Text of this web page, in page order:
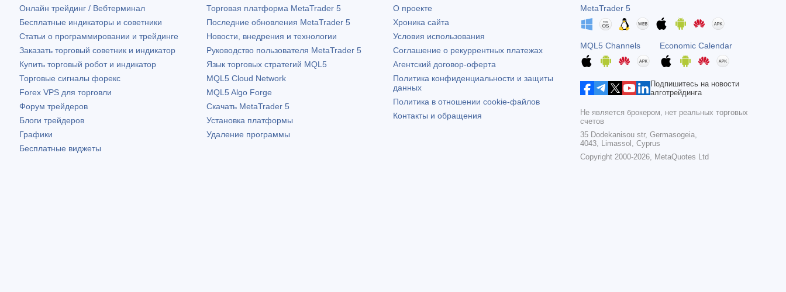
Онлайн трейдинг / Вебтерминал
Бесплатные индикаторы и советники
Статьи о программировании и трейдинге
Заказать торговый советник и индикатор
Купить торговый робот и индикатор
Торговые сигналы форекс
Forex VPS для торговли
Форум трейдеров
Блоги трейдеров
Графики
Бесплатные виджеты
Торговая платформа MetaTrader 5
Последние обновления MetaTrader 5
Новости, внедрения и технологии
Руководство пользователя MetaTrader 5
Язык торговых стратегий MQL5
MQL5 Cloud Network
MQL5 Algo Forge
Скачать MetaTrader 5
Установка платформы
Удаление программы
О проекте
Хроника сайта
Условия использования
Соглашение о рекуррентных платежах
Агентский договор-оферта
Политика конфиденциальности и защиты
данных
Политика в отношении cookie-файлов
Контакты и обращения
MetaTrader 5
MQL5 Channels Economic Calendar
Подпишитесь на новости
алготрейдинга
Не является брокером, нет реальных торговых
счетов
35 Dodekanisou str, Germasogeia,
4043, Limassol, Cyprus
Copyright 2000-2026, MetaQuotes Ltd